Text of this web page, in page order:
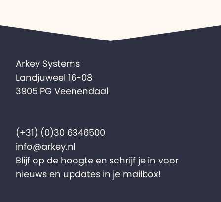
Arkey Systems
Landjuweel 16-08
3905 PG Veenendaal
(+31) (0)30 6346500
info@arkey.nl
Blijf op de hoogte en schrijf je in voor
nieuws en updates in je mailbox!